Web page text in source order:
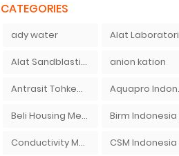
CATEGORIES
ady water
Alat Sandblasting Kaca anion kation
Antrasit Tohkemy Jepang Indonesia
Beli Housing Membran Birm Indonesia
Conductivity Meter CSM Indonesia